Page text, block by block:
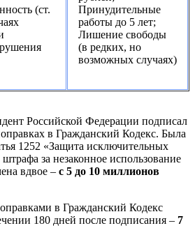
(ст.
Принудительные
работы до 5 лет;
Лишение свободы
(в редких, но
возможных случаях)
Российской Федерации подписал
в Гражданский Кодекс. Была
1252 «Защита исключительных
за незаконное использование
вдвое – с 5 до 10 миллионов
в Гражданский Кодекс
180 дней после подписания – 7